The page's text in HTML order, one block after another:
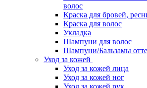
волос
Краска для бровей,
Краска для волос
Укладка
Шампуни для волос
Шампуни/Бальзамы
Уход за кожей
Уход за кожей лица
Уход за кожей ног
Уход за кожей рук